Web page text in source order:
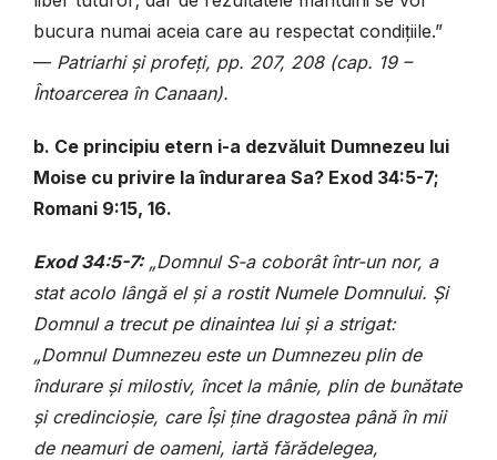
bucura numai aceia care au respectat condițiile.”
— Patriarhi și profeți, pp. 207, 208 (cap. 19 –
Întoarcerea în Canaan).
b. Ce principiu etern i-a dezvăluit Dumnezeu lui
Moise cu privire la îndurarea Sa? Exod 34:5-7;
Romani 9:15, 16.
Exod 34:5-7:„Domnul S-a coborât într-un nor, a
stat acolo lângă el și a rostit Numele Domnului. Și
Domnul a trecut pe dinaintea lui și a strigat:
„Domnul Dumnezeu este un Dumnezeu plin de
îndurare și milostiv, încet la mânie, plin de bunătate
și credincioșie, care Își ține dragostea până în mii
de neamuri de oameni, iartă fărădelegea,